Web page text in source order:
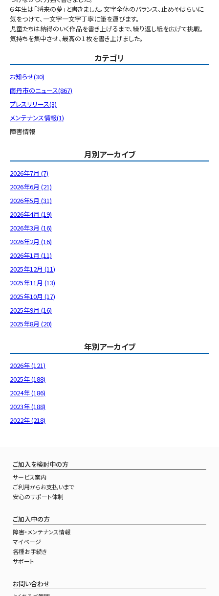
６年生は「将来の夢」と書きました。文字全体のバランス、止めやはらいに
気をつけて、一文字一文字丁寧に筆を運びます。
児童たちは納得のいく作品を書き上げるまで、繰り返し紙を広げて挑戦。
気持ちを集中させ、最高の１枚を書き上げました。
カテゴリ
お知らせ(30)
南丹市のニュース(867)
プレスリリース(3)
メンテナンス情報(1)
障害情報
月別アーカイブ
2026年7月 (7)
2026年6月 (21)
2026年5月 (31)
2026年4月 (19)
2026年3月 (16)
2026年2月 (16)
2026年1月 (11)
2025年12月 (11)
2025年11月 (13)
2025年10月 (17)
2025年9月 (16)
2025年8月 (20)
年別アーカイブ
2026年 (121)
2025年 (188)
2024年 (186)
2023年 (188)
2022年 (218)
ご加入を検討中の方
サービス案内
ご利用からお支払いまで
安心のサポート体制
ご加入中の方
障害・メンテナンス情報
マイページ
各種お手続き
サポート
お問い合わせ